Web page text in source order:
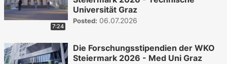
7:24
Universität Graz
Posted: 06.07.2026
Die Forschungsstipendien der WKO
Steiermark 2026 - Med Uni Graz